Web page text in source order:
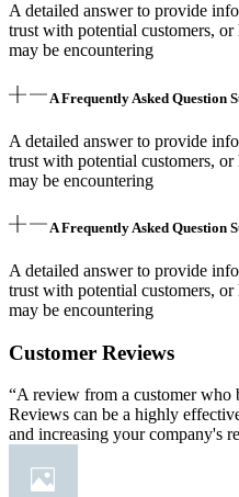
A detailed answer to provide
trust with potential customers,
may be encountering
A Frequently Asked Question
A detailed answer to provide
trust with potential customers,
may be encountering
A Frequently Asked Question
A detailed answer to provide
trust with potential customers,
may be encountering
Customer Reviews
“A review from a customer who
Reviews can be a highly
and increasing your company's